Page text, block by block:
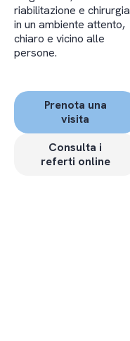
riabilitazione e chirurgia
in un ambiente attento,
chiaro e vicino alle
persone.
Prenota una
visita
Consulta i
referti online